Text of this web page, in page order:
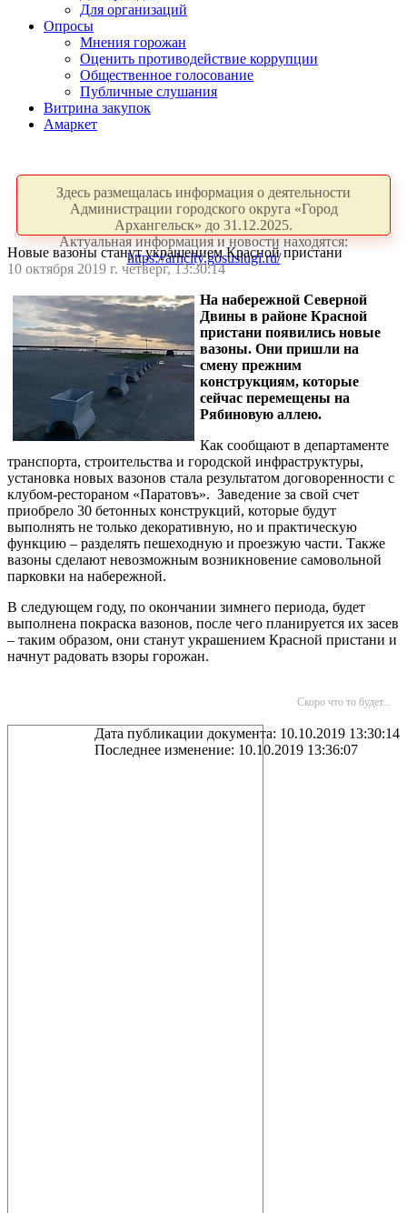
Для организаций
Опросы
Мнения горожан
Оценить противодействие коррупции
Общественное голосование
Публичные слушания
Витрина закупок
Амаркет
Здесь размещалась информация о деятельности
Администрации городского округа «Город
Архангельск» до 31.12.2025.
Актуальная информация и новости находятся:
https://arhcity.gosuslugi.ru/
Новые вазоны станут украшением Красной пристани
10 октября 2019 г. четверг, 13:30:14
На набережной Северной
Двины в районе Красной
пристани появились новые
вазоны. Они пришли на
смену прежним
конструкциям, которые
сейчас перемещены на
Рябиновую аллею.
Как сообщают в департаменте
транспорта, строительства и городской инфраструктуры,
установка новых вазонов стала результатом договоренности с
клубом-рестораном «Паратовъ». Заведение за свой счет
приобрело 30 бетонных конструкций, которые будут
выполнять не только декоративную, но и практическую
функцию – разделять пешеходную и проезжую части. Также
вазоны сделают невозможным возникновение самовольной
парковки на набережной.
В следующем году, по окончании зимнего периода, будет
выполнена покраска вазонов, после чего планируется их засев
– таким образом, они станут украшением Красной пристани и
начнут радовать взоры горожан.
Скоро что то будет...
Дата публикации документа: 10.10.2019 13:30:14
Последнее изменение: 10.10.2019 13:36:07